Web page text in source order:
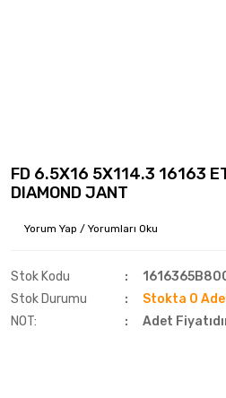
FD 6.5X16 5X114.3 16163
DIAMOND JANT
Yorum Yap / Yorumları Oku
Stok Kodu
Stok Durumu
Stokta 0
NOT:
Adet